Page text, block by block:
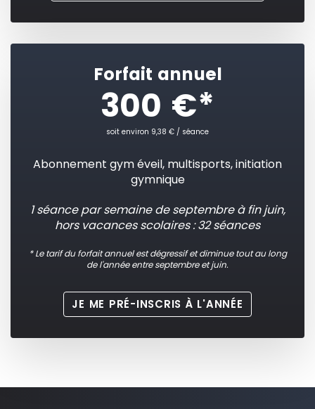
Forfait annuel
300 €*
soit environ 9,38 € / séance
Abonnement gym éveil, multisports, initiation
gymnique
1 séance par semaine de septembre à fin juin,
hors vacances scolaires : 32 séances
* Le tarif du forfait annuel est dégressif et diminue tout au long
de l'année entre septembre et juin.
JE ME PRÉ-INSCRIS À L'ANNÉE